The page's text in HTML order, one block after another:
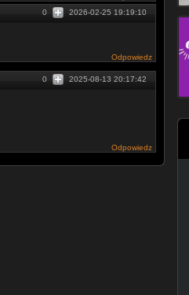
2026-02-25 19:19:10
0
Odpowiedz
2025-08-13 20:17:42
0
Odpowiedz